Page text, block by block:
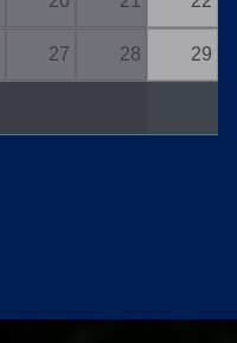
27 28 29